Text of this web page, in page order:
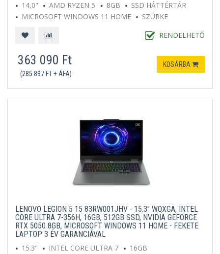
14,0"
AMD RYZEN 5 8GB
SSD HÁTTÉRTÁR
MICROSOFT WINDOWS 11 HOME
SZÜRKE
RENDELHETŐ
363 090 Ft
(285 897 FT + ÁFA)
KOSÁRBA
LENOVO LEGION 5 15 83RW001JHV - 15.3" WQXGA, INTEL
CORE ULTRA 7-356H, 16GB, 512GB SSD, NVIDIA GEFORCE
RTX 5050 8GB, MICROSOFT WINDOWS 11 HOME - FEKETE
LAPTOP 3 ÉV GARANCIÁVAL
15.3"
INTEL CORE ULTRA 7
16GB